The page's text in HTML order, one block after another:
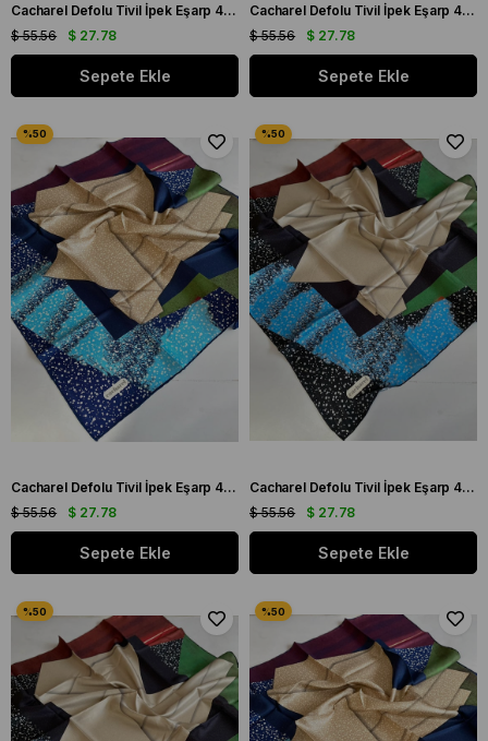
Cacharel Defolu Tivil İpek Eşarp 41929 Yeşil Karışık Desen
$ 27.78
$ 55.56
Sepete Ekle
Cacharel Defolu Tivil İpek Eşarp 41930 Yeşil Karışık Desen
$ 27.78
$ 55.56
Sepete Ekle
Cacharel Defolu Tivil İpek Eşarp 41951 Lacivert Karışık Desen
$ 27.78
$ 55.56
Sepete Ekle
Cacharel Defolu Tivil İpek Eşarp 41958 Siyah Karışık Desen
$ 27.78
$ 55.56
Sepete Ekle